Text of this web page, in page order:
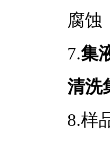
腐蚀
7.集
清洗
8.样